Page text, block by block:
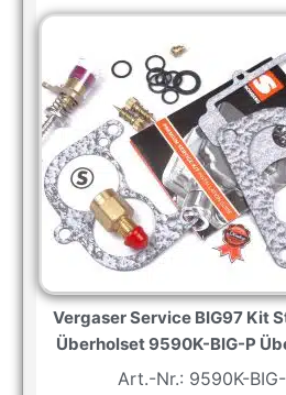
Vergaser Service BIG97 Kit
Überholset 9590K-BIG-P
Art.-Nr.: 9590K-